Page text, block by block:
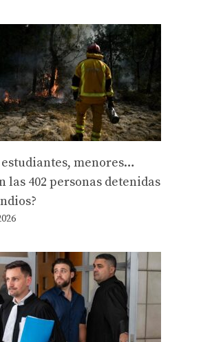
menores…
las 402 personas detenidas